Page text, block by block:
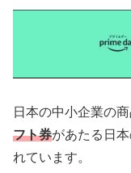
日本の中小企業の
フト券があたる日
れています。